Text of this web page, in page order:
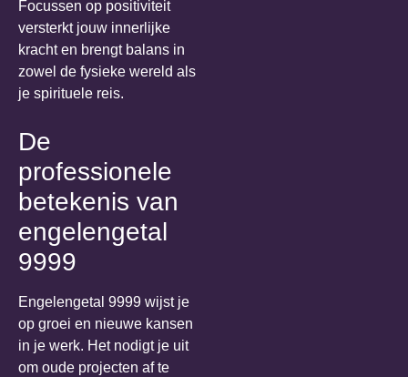
Focussen op positiviteit
versterkt jouw innerlijke
kracht en brengt balans in
zowel de fysieke wereld als
je spirituele reis.
De
professionele
betekenis van
engelengetal
9999
Engelengetal 9999 wijst je
op groei en nieuwe kansen
in je werk. Het nodigt je uit
om oude projecten af te